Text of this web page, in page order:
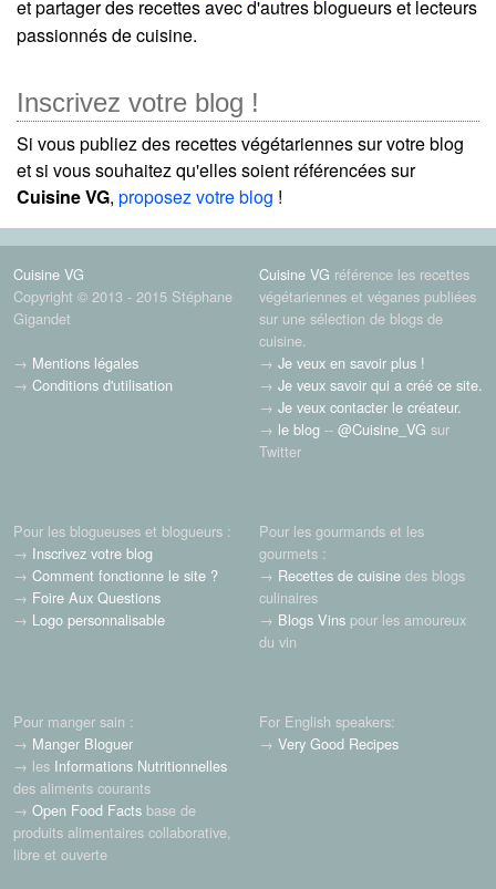
et partager des recettes avec d'autres blogueurs et lecteurs
passionnés de cuisine.
Inscrivez votre blog !
Si vous publiez des recettes végétariennes sur votre blog
et si vous souhaitez qu'elles soient référencées sur
Cuisine VG, proposez votre blog !
Cuisine VG
Copyright © 2013 - 2015 Stéphane
Gigandet
→ Mentions légales
→ Conditions d'utilisation
Cuisine VG référence les recettes
végétariennes et véganes publiées
sur une sélection de blogs de
cuisine.
→ Je veux en savoir plus !
→ Je veux savoir qui a créé ce site.
→ Je veux contacter le créateur.
→ le blog -- @Cuisine_VG sur
Twitter
Pour les blogueuses et blogueurs :
→ Inscrivez votre blog
→ Comment fonctionne le site ?
→ Foire Aux Questions
→ Logo personnalisable
Pour les gourmands et les
gourmets :
→ Recettes de cuisine des blogs
culinaires
→ Blogs Vins pour les amoureux
du vin
Pour manger sain :
→ Manger Bloguer
→ les Informations Nutritionnelles
des aliments courants
→ Open Food Facts base de
produits alimentaires collaborative,
libre et ouverte
For English speakers:
→ Very Good Recipes